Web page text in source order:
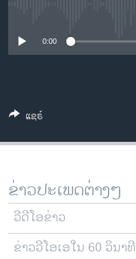
ຊີວິດຊາວລາວ
ທຸລະກິດ
ພາສາອັງກິດ
ສຽງ
ລາຍການກະຈາຍສຽງ
ລາຍງານ
ຕິດຕາມພວກເຮົາ ທີ່
0:00
ແຊຣ໌
ຂ່າວປະເພດຕ່າງໆ
ວີດີໂອຂ່າວ
ຂ່າວວີໂອເອໃນ 60 ວິນາທີ